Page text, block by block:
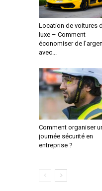
Location de voitures
luxe – Comment
économiser de
avec...
Comment organiser
journée sécurité en
entreprise ?